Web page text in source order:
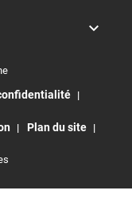

Plan du site